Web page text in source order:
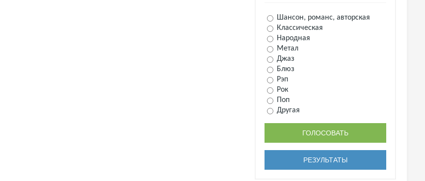
Шансон, романс, авторская
Классическая
Народная
Метал
Джаз
Блюз
Рэп
Рок
Поп
Другая